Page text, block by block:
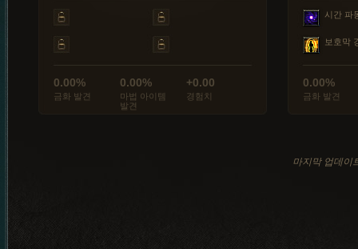
0.00%
금화 발견
0.00%
마법 아이템
발견
+0.00
경험치
시간 파
보호막
0.00%
금화 발견
마지막 업데이